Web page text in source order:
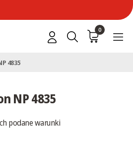
0
4835
NP 4835
podane warunki